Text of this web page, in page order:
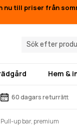
nu till priser från
Hem &
60 dagars returrätt
Pull-up bar, premium